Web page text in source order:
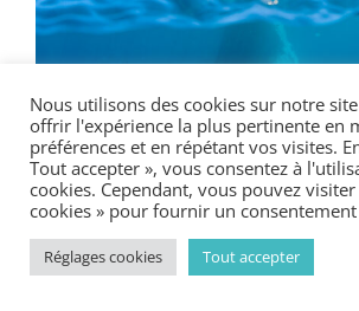
Mi-air mi-eau, la baleine vient de faire le plein
une apnée d’une vingtaine de
Nous sommes ensuite remontés
avons eu la chance de la voir sauter
signalant par ce geste à son petit
Nous utilisons des cookies sur notre
offrir l'expérience la plus pertinente en
préférences et en répétant vos visites.
Tout accepter », vous consentez à
cookies. Cependant, vous pouvez visiter
cookies » pour fournir un
Réglages cookies Tout accepter